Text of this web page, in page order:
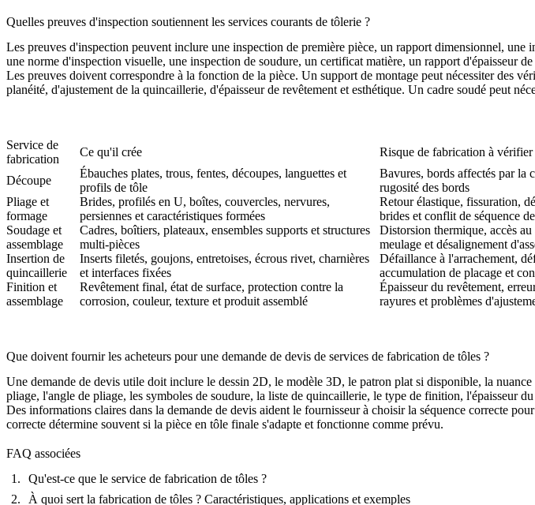
Quelles preuves d'inspection soutiennent les services courants de tôlerie ?
Les preuves d'inspection peuvent inclure une inspection de première pièce, un rapport dimensionnel,
une norme d'inspection visuelle, une inspection de soudure, un certificat matière, un rapport d'épaisseur
Les preuves doivent correspondre à la fonction de la pièce. Un support de montage peut nécessiter des
planéité, d'ajustement de la quincaillerie, d'épaisseur de revêtement et esthétique. Un cadre soudé peut
Service de
fabrication
Ce qu'il crée Risque de fabrication à vérifier
Découpe
Ébauches plates, trous, fentes, découpes, languettes et
profils de tôle
Bavures, bords affectés par la
rugosité des bords
Pliage et
formage
Brides, profilés en U, boîtes, couvercles, nervures,
persiennes et caractéristiques formées
Retour élastique, fissuration,
brides et conflit de séquence
Soudage et
assemblage
Cadres, boîtiers, plateaux, ensembles supports et structures
multi-pièces
Distorsion thermique, accès
meulage et désalignement
Insertion de
quincaillerie
Inserts filetés, goujons, entretoises, écrous rivet, charnières
et interfaces fixées
Défaillance à l'arrachement,
accumulation de placage et
Finition et
assemblage
Revêtement final, état de surface, protection contre la
corrosion, couleur, texture et produit assemblé
Épaisseur du revêtement,
rayures et problèmes
Que doivent fournir les acheteurs pour une demande de devis de services de fabrication de tôles ?
Une demande de devis utile doit inclure le dessin 2D, le modèle 3D, le patron plat si disponible, la
pliage, l'angle de pliage, les symboles de soudure, la liste de quincaillerie, le type de finition, l'épaisseur
Des informations claires dans la demande de devis aident le fournisseur à choisir la séquence correcte
correcte détermine souvent si la pièce en tôle finale s'adapte et fonctionne comme prévu.
FAQ associées
Qu'est-ce que le service de fabrication de tôles ?
À quoi sert la fabrication de tôles ? Caractéristiques, applications et exemples